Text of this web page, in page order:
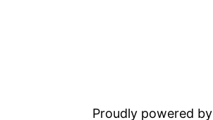
Proudly powered by